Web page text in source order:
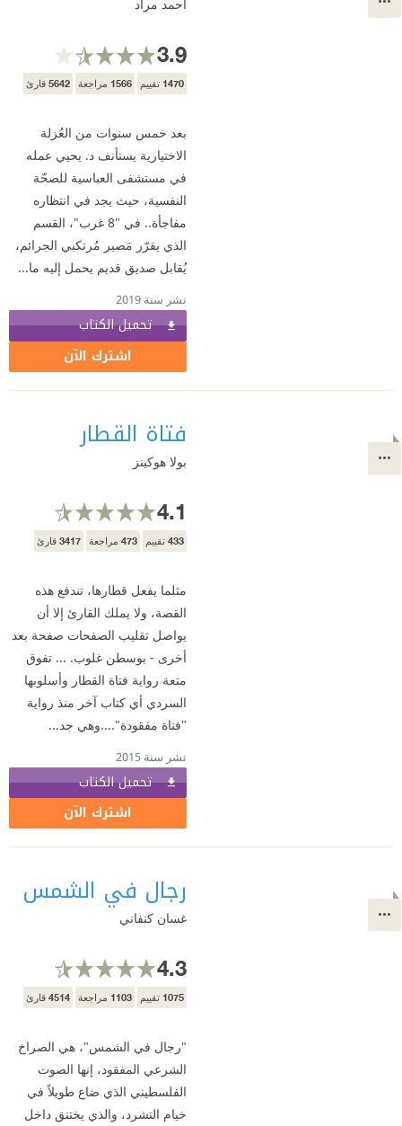
أحمد مراد
3.9
1470 تقييم 1566 مراجعة 5642 قارئ
بعد خمس سنوات من العُزلة
الاختيارية يستأنف د. يحيي عمله
في مستشفى العباسية للصحّة
النفسية، حيث يجد في انتظاره
مفاجأة.. في "8 غرب"، القسم
الذي يقرّر مَصير مُرتكبي الجرائم،
يُقابل صديق قديم يحمل إليه ما...
نشر سنة 2019
تحميل الكتاب
اشترك الآن
فتاة القطار
بولا هوكينز
4.1
433 تقييم 473 مراجعة 3417 قارئ
مثلما يفعل قطارها، تندفع هذه
القصة، ولا يملك القارئ إلا أن
يواصل تقليب الصفحات صفحة بعد
أخرى - بوسطن غلوب. ... تفوق
متعة رواية فتاة القطار وأسلوبها
السردي أي كتاب آخر منذ رواية
"فتاة مفقودة"....وهي جد...
نشر سنة 2015
تحميل الكتاب
اشترك الآن
رجال في الشمس
غسان كنفاني
4.3
1075 تقييم 1103 مراجعة 4514 قارئ
"رجال في الشمس"، هي الصراخ
الشرعي المفقود، إنها الصوت
الفلسطيني الذي ضاع طويلاً في
خيام التشرد، والذي يختنق داخل